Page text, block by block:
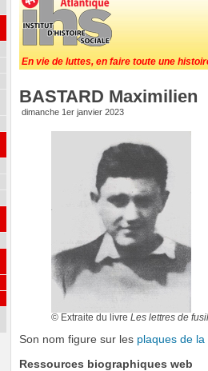
En vie de luttes, en faire toute une
BASTARD Maximilien
dimanche 1er janvier 2023
© Extraite du livre Les lettres de
Son nom figure sur les plaques de
Ressources biographiques web